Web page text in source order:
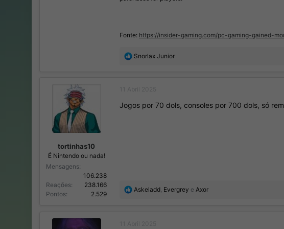
Fonte: https://insider-gaming.com/pc-gaming-gained-
R
Snorlax Junior
tortinhas10
É Nintendo ou nada!
Mensagens
106.238
Reações
238.166
Pontos
2.529
Jogos por 70 dols, consoles por 700 dols, só
R
Askeladd Evergrey e Axor